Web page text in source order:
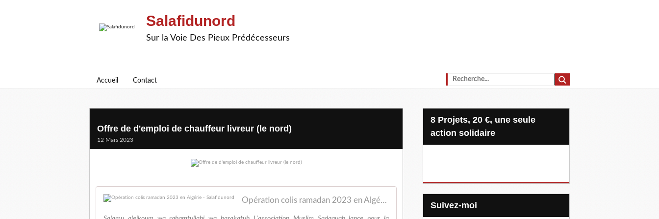
Salafidunord
Sur la Voie Des Pieux Prédécesseurs
Accueil Contact
Offre de d'emploi de chauffeur livreur (le nord)
12 Mars 2023
Opération colis ramadan 2023 en Algérie - Salafidunord
8 Projets, 20 €, une seule
action solidaire
Suivez-moi